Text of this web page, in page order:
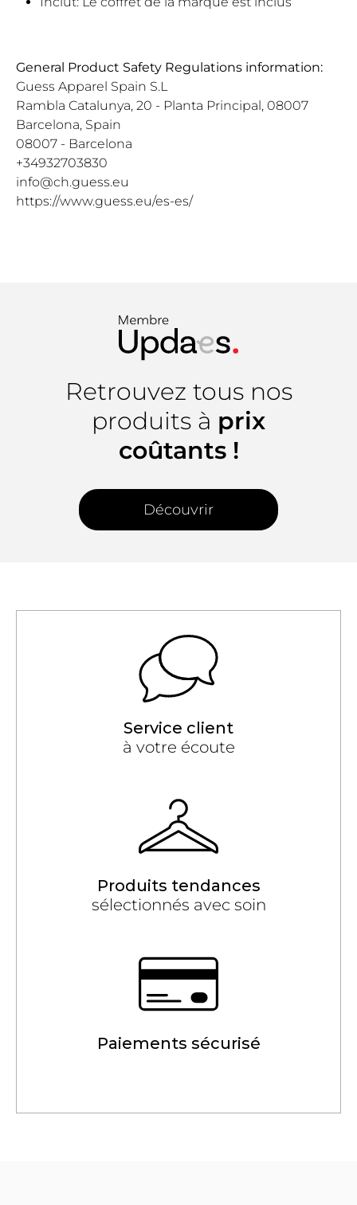
General Product Safety Regulations information:
Guess Apparel Spain S.L
Rambla Catalunya, 20 - Planta Principal, 08007
Barcelona, Spain
08007 - Barcelona
+34932703830
info@ch.guess.eu
https://www.guess.eu/es-es/
Retrouvez tous nos
produits à prix
coûtants !
Découvrir
Service client
à votre écoute
Produits tendances
sélectionnés avec soin
Paiements sécurisé